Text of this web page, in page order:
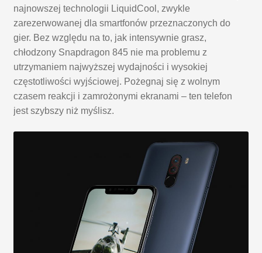
najnowszej technologii LiquidCool, zwykle
zarezerwowanej dla smartfonów przeznaczonych do
gier. Bez względu na to, jak intensywnie grasz,
chłodzony Snapdragon 845 nie ma problemu z
utrzymaniem najwyższej wydajności i wysokiej
częstotliwości wyjściowej. Pożegnaj się z wolnym
czasem reakcji i zamrożonymi ekranami – ten telefon
jest szybszy niż myślisz.